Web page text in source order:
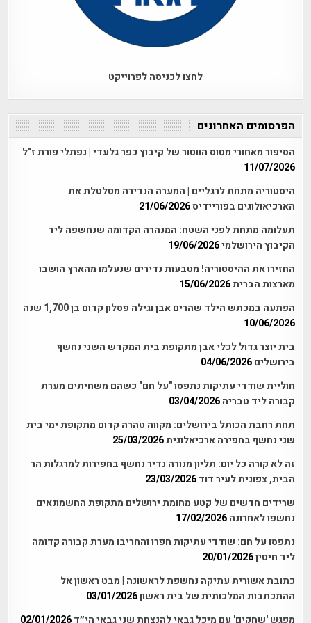
לחצו לכניסה לפרוייקט
הפרסומים האחרונים
הסיפור מאחורי מטוס הווטור של קיבוץ כפר גלעדי | נפתלי פורת ז"ל
11/07/2026
היסטוריה מתחת לרגליים | המערה הנדירה מטלטלת את
הארכיאולוגים בפוריידיס21/06/2026
תעלומה מתחת לפני השטח: המנהרה הקדומה שנחשפה ליד
הקיבוץ הירושלמי19/06/2026
החזירו את ההיסטוריה! מטבעות נדירים שנעלמו מהארץ הושבו
מארצות הברית15/06/2026
הפתעה במכתש הילד שהרים אבן וגילה פסלון קדום בן 1,700 שנה
10/06/2026
בית יוצר גדול לכלי אבן מתקופת בית המקדש השני נחשף
בירושלים 04/06/2026
חוליית שודדי עתיקות נתפסו "על חם" כשהם משחיתים מערת
קבורה ליד טבריה 03/04/2026
תחת רחבת הכותל בירושלים: מקווה טהרה קדום מתקופת ימי בית
שני נחשף בחפירה ארכיאלוגית25/03/2026
זה לא קורה כל יום: תליון מנורה נדיר נחשף בחפירות למרגלות הר
הבית, צפונית לעיר דוד 23/03/2026
שרידים חדשים של קטע מחומת ירושלים מתקופת החשמונאים
נחשפו לאחרונה 17/02/2026
נתפסו על חם: שודדי עתיקות חפרו והחריבו מערת קבורה קדומה
ליד חיטין20/01/2026
כתובת אשורית עתיקה נחשפת לראשונה | מבט ראשון אל
ההתכתבות המלכותית של בית ראשון03/01/2026